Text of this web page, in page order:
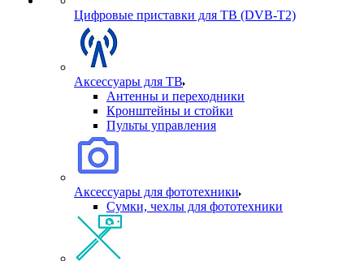
Цифровые приставки для ТВ (DVB-T2)
Аксессуары для ТВ
Антенны и переходники
Кронштейны и стойки
Пульты управления
Аксессуары для фототехники
Сумки, чехлы для фототехники